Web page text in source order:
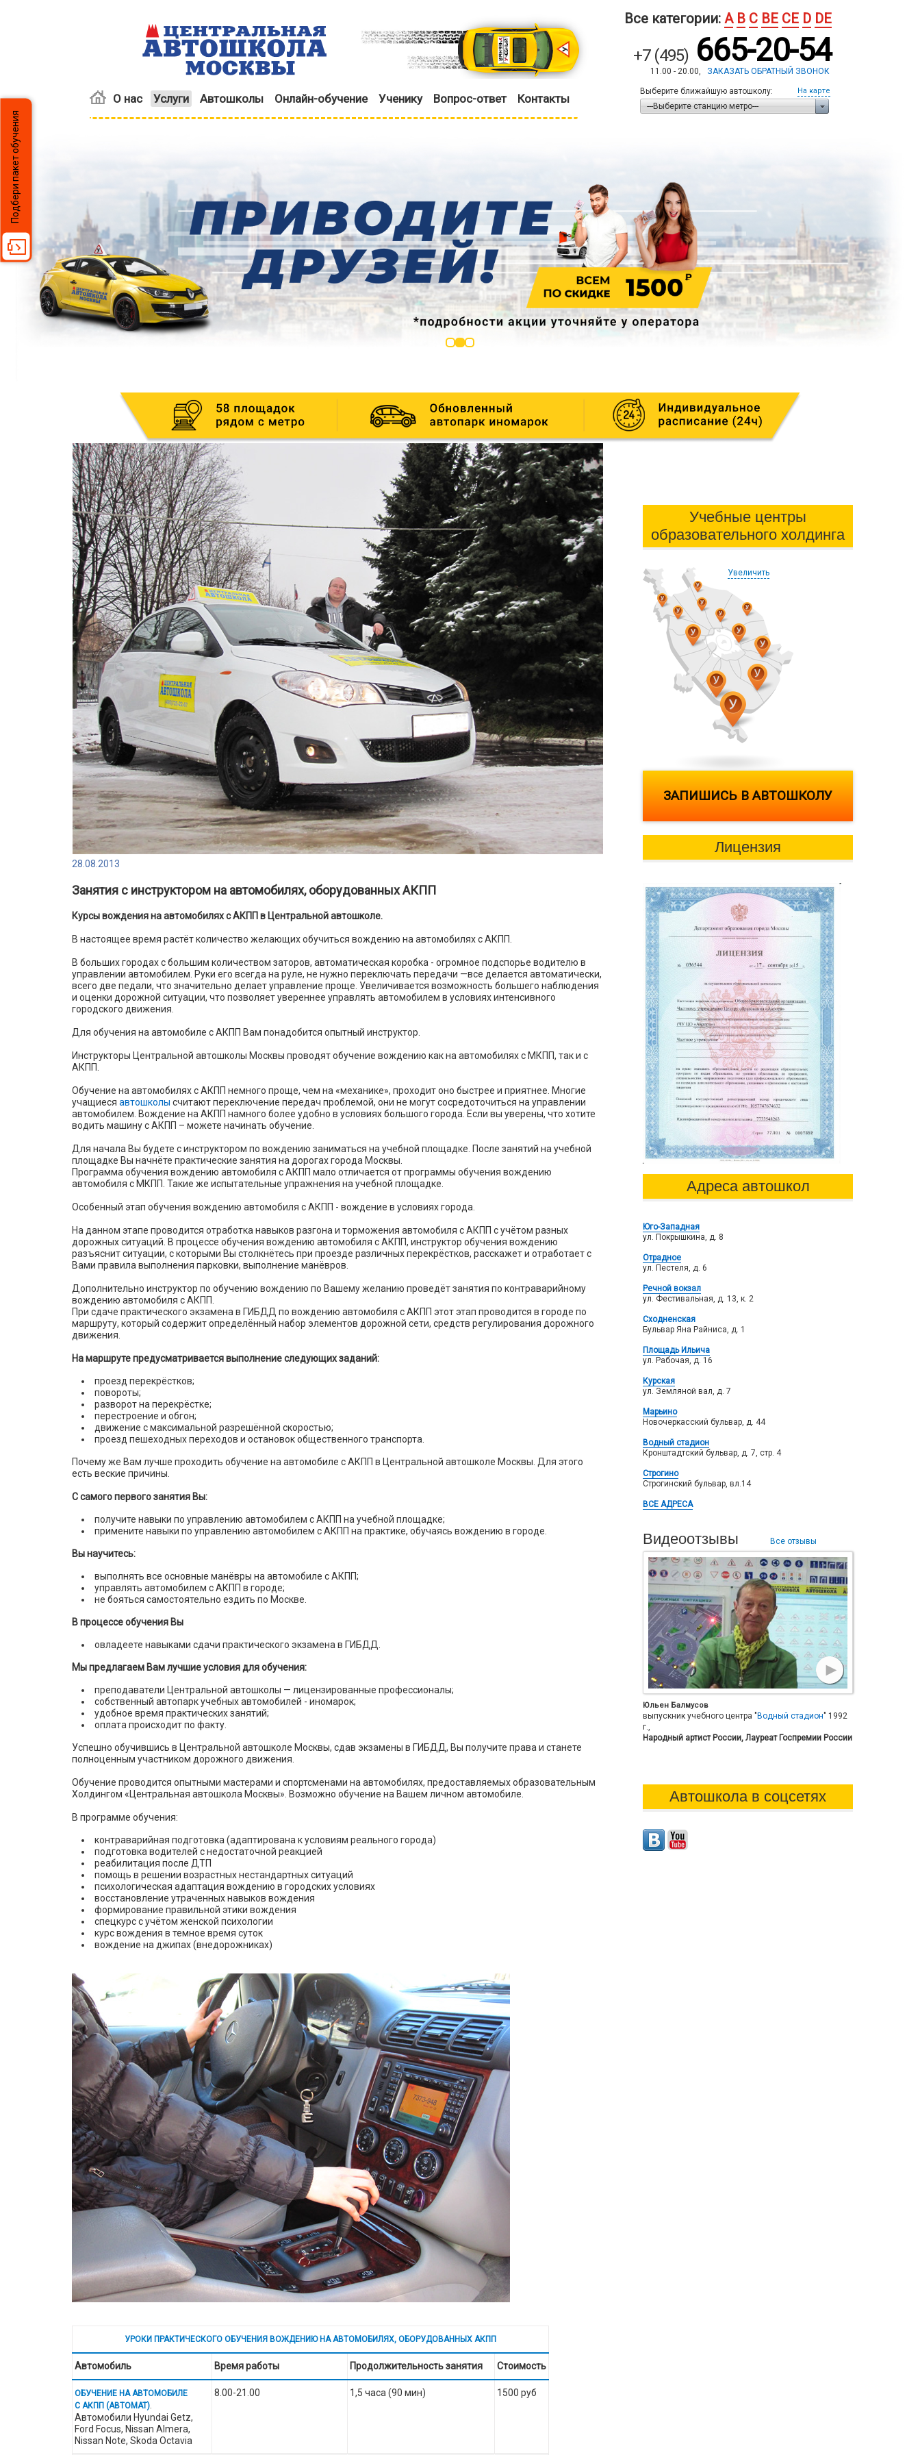
Все категории: A B C BE CE D DE
+7 (495) 665-20-54
11.00 - 20.00, ЗАКАЗАТЬ ОБРАТНЫЙ ЗВОНОК
О нас Услуги Автошколы Онлайн-обучение Ученику Вопрос-ответ Контакты
На карте
Выберите ближайшую автошколу:
---Выберите станцию метро---
28.08.2013
Занятия с инструктором на автомобилях, оборудованных АКПП
Курсы вождения на автомобилях с АКПП в Центральной автошколе.
В настоящее время растёт количество желающих обучиться вождению на автомобилях с АКПП.
В больших городах с большим количеством заторов, автоматическая коробка - огромное подспорье водителю в
управлении автомобилем. Руки его всегда на руле, не нужно переключать передачи —все делается автоматически,
всего две педали, что значительно делает управление проще. Увеличивается возможность большего наблюдения
и оценки дорожной ситуации, что позволяет увереннее управлять автомобилем в условиях интенсивного
городского движения.
Для обучения на автомобиле с АКПП Вам понадобится опытный инструктор.
Инструкторы Центральной автошколы Москвы проводят обучение вождению как на автомобилях с МКПП, так и с
АКПП.
Обучение на автомобилях с АКПП немного проще, чем на «механике», проходит оно быстрее и приятнее. Многие
учащиеся автошколы считают переключение передач проблемой, они не могут сосредоточиться на управлении
автомобилем. Вождение на АКПП намного более удобно в условиях большого города. Если вы уверены, что хотите
водить машину с АКПП – можете начинать обучение.
Для начала Вы будете с инструктором по вождению заниматься на учебной площадке. После занятий на учебной
площадке Вы начнёте практические занятия на дорогах города Москвы.
Программа обучения вождению автомобиля с АКПП мало отличается от программы обучения вождению
автомобиля с МКПП. Такие же испытательные упражнения на учебной площадке.
Особенный этап обучения вождению автомобиля с АКПП - вождение в условиях города.
На данном этапе проводится отработка навыков разгона и торможения автомобиля с АКПП с учётом разных
дорожных ситуаций. В процессе обучения вождению автомобиля с АКПП, инструктор обучения вождению
разъяснит ситуации, с которыми Вы столкнётесь при проезде различных перекрёстков, расскажет и отработает с
Вами правила выполнения парковки, выполнение манёвров.
Дополнительно инструктор по обучению вождению по Вашему желанию проведёт занятия по контраварийному
вождению автомобиля с АКПП.
При сдаче практического экзамена в ГИБДД по вождению автомобиля с АКПП этот этап проводится в городе по
маршруту, который содержит определённый набор элементов дорожной сети, средств регулирования дорожного
движения.
На маршруте предусматривается выполнение следующих заданий:
проезд перекрёстков;
повороты;
разворот на перекрёстке;
перестроение и обгон;
движение с максимальной разрешённой скоростью;
проезд пешеходных переходов и остановок общественного транспорта.
Почему же Вам лучше проходить обучение на автомобиле с АКПП в Центральной автошколе Москвы. Для этого
есть веские причины.
С самого первого занятия Вы:
получите навыки по управлению автомобилем с АКПП на учебной площадке;
примените навыки по управлению автомобилем с АКПП на практике, обучаясь вождению в городе.
Вы научитесь:
выполнять все основные манёвры на автомобиле с АКПП;
управлять автомобилем с АКПП в городе;
не бояться самостоятельно ездить по Москве.
В процессе обучения Вы
овладеете навыками сдачи практического экзамена в ГИБДД.
Мы предлагаем Вам лучшие условия для обучения:
преподаватели Центральной автошколы — лицензированные профессионалы;
собственный автопарк учебных автомобилей - иномарок;
удобное время практических занятий;
оплата происходит по факту.
Успешно обучившись в Центральной автошколе Москвы, сдав экзамены в ГИБДД, Вы получите права и станете
полноценным участником дорожного движения.
Обучение проводится опытными мастерами и спортсменами на автомобилях, предоставляемых образовательным
Холдингом «Центральная автошкола Москвы». Возможно обучение на Вашем личном автомобиле.
В программе обучения:
контраварийная подготовка (адаптирована к условиям реального города)
подготовка водителей с недостаточной реакцией
реабилитация после ДТП
помощь в решении возрастных нестандартных ситуаций
психологическая адаптация вождению в городских условиях
восстановление утраченных навыков вождения
формирование правильной этики вождения
спецкурс с учётом женской психологии
курс вождения в темное время суток
вождение на джипах (внедорожниках)
УРОКИ ПРАКТИЧЕСКОГО ОБУЧЕНИЯ ВОЖДЕНИЮ НА АВТОМОБИЛЯХ, ОБОРУДОВАННЫХ АКПП
Автомобиль Время работы Продолжительность занятия Стоимость
ОБУЧЕНИЕ НА АВТОМОБИЛЕ
С АКПП (АВТОМАТ).
Автомобили Hyundai Getz,
Ford Focus, Nissan Almera,
Nissan Note, Skoda Octavia
8.00-21.00 1,5 часа (90 мин) 1500 руб
Учебные центры
образовательного холдинга
Увеличить
ЗАПИШИСЬ В АВТОШКОЛУ
Лицензия
Адреса автошкол
Юго-Западная
ул. Покрышкина, д. 8
Отрадное
ул. Пестеля, д. 6
Речной вокзал
ул. Фестивальная, д. 13, к. 2
Сходненская
Бульвар Яна Райниса, д. 1
Площадь Ильича
ул. Рабочая, д. 16
Курская
ул. Земляной вал, д. 7
Марьино
Новочеркасский бульвар, д. 44
Водный стадион
Кронштадтский бульвар, д. 7, стр. 4
Строгино
Строгинский бульвар, вл.14
ВСЕ АДРЕСА
Видеоотзывы Все отзывы
Юльен Балмусов
выпускник учебного центра " Водный стадион" 1992
г.,
Народный артист России, Лауреат Госпремии России
Автошкола в соцсетях
Подбери пакет обучения